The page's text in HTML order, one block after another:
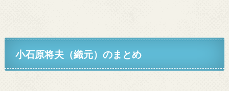
小石原将夫（織元）のまとめ